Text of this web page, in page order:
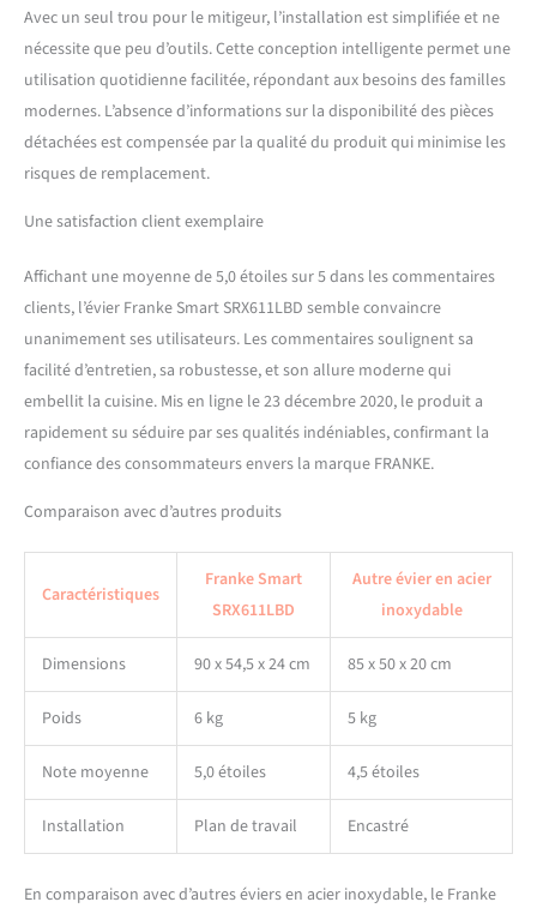
Avec un seul trou pour le mitigeur, l’installation est simplifiée et ne
nécessite que peu d’outils. Cette conception intelligente permet une
utilisation quotidienne facilitée, répondant aux besoins des familles
modernes. L’absence d’informations sur la disponibilité des pièces
détachées est compensée par la qualité du produit qui minimise les
risques de remplacement.
Une satisfaction client exemplaire
Affichant une moyenne de 5,0 étoiles sur 5 dans les commentaires
clients, l’évier Franke Smart SRX611LBD semble convaincre
unanimement ses utilisateurs. Les commentaires soulignent sa
facilité d’entretien, sa robustesse, et son allure moderne qui
embellit la cuisine. Mis en ligne le 23 décembre 2020, le produit a
rapidement su séduire par ses qualités indéniables, confirmant la
confiance des consommateurs envers la marque FRANKE.
Comparaison avec d’autres produits
Caractéristiques
Franke Smart
SRX611LBD
Autre évier en acier
inoxydable
Dimensions 90 x 54,5 x 24 cm 85 x 50 x 20 cm
Poids 6 kg 5 kg
Note moyenne 5,0 étoiles 4,5 étoiles
Installation Plan de travail Encastré
En comparaison avec d’autres éviers en acier inoxydable, le Franke